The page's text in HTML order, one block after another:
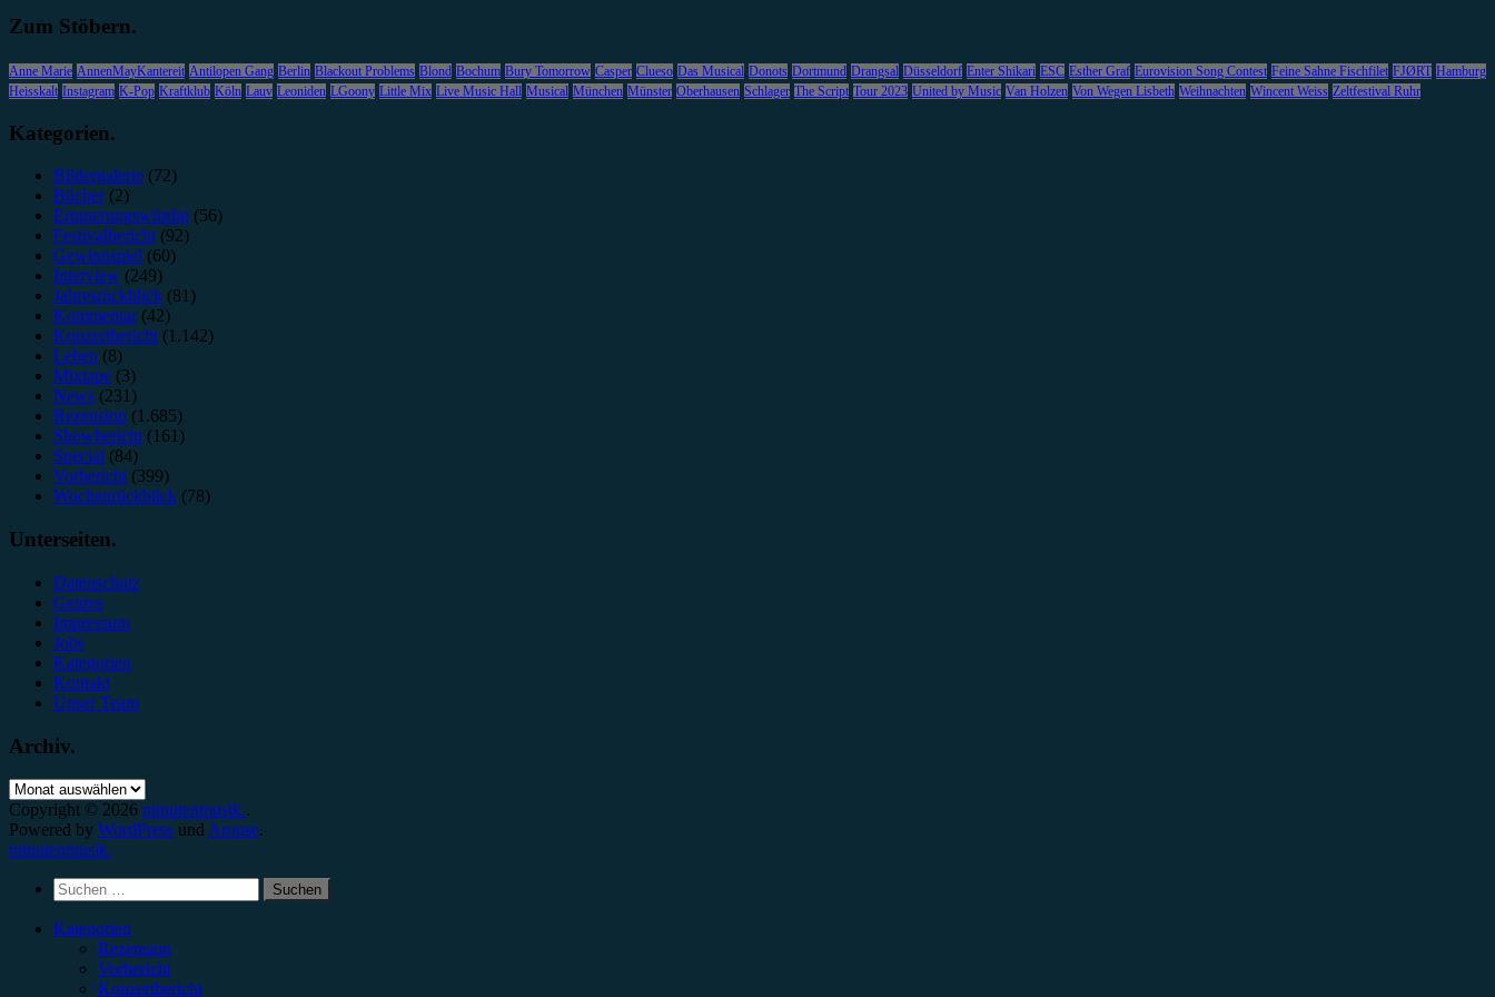
Zum Stöbern.
Anne Marie AnnenMayKantereit Antilopen Gang Berlin Blackout Problems Blond Bochum Bury Tomorrow Casper Clueso Das Musical Donots Dortmund Drangsal Düsseldorf Enter Shikari ESC Esther Graf Eurovision Song Contest Feine Sahne Fischfilet FJØRT Hamburg
Heisskalt Instagram K-Pop Kraftklub Köln Lauv Leoniden LGoony Little Mix Live Music Hall Musical München Münster Oberhausen Schlager The Script Tour 2023 United by Music Van Holzen Von Wegen Lisbeth Weihnachten Wincent Weiss Zeltfestival Ruhr
Kategorien.
Bildergalerie (72)
Bücher(2)
Erinnerungswürdig (56)
Festivalbericht(92)
Gewinnspiel (60)
Interview (249)
Jahresrückblick (81)
Kommentar(42)
Konzertbericht(1.142)
Leben (8)
Mixtape (3)
News (231)
Rezension (1.685)
Showbericht(161)
Special (84)
Vorbericht(399)
Wochenrückblick (78)
Unterseiten.
Datenschutz
Genres
Impressum
Jobs
Kategorien
Kontakt
Unser Team
Archiv.
Archiv.
Copyright © 2026 minutenmusik..
Powered by WordPress und Arouse.
minutenmusik.
Suchen
nach:
Kategorien
Rezension
Vorbericht
Konzertbericht